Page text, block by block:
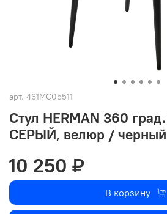
арт. 461MC05511
Стул HERMAN 360
СЕРЫЙ, велюр /
10 250 ₽
В корзину